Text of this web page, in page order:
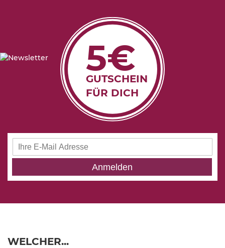
5€
GUTSCHEIN
FÜR DICH
Anmeldung
zum
Anmelden
WELCHER...